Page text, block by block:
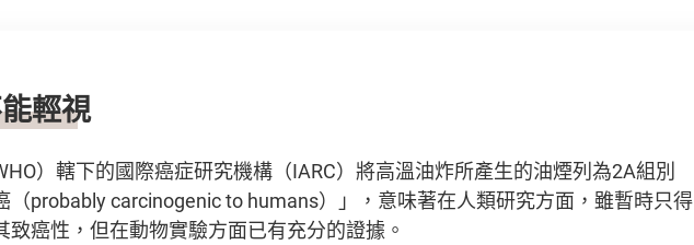
輕視
）轄下的國際癌症研究機構（IARC）將高溫油炸所產生的油煙列為2A組別
（probably carcinogenic to humans）」，意味著在人類研究方面，雖暫時只得
致癌性，但在動物實驗方面已有充分的證據。